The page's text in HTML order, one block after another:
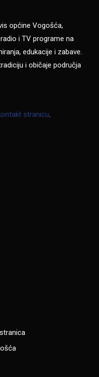
općine Vogošća,
i TV programe na
edukacije i zabave.
i običaje područja
stranicu.